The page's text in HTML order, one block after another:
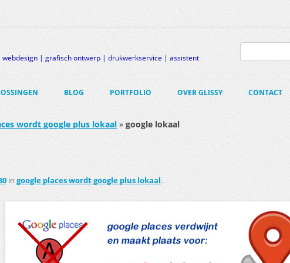
webdesign | grafisch ontwerp | drukwerkservice | assistent
Zoeken
YOUR-BRAND
BLOG PORTFOLIO OVER GLISSY CONTACT
wordt google plus lokaal » google lokaal
in google places wordt google plus lokaal.